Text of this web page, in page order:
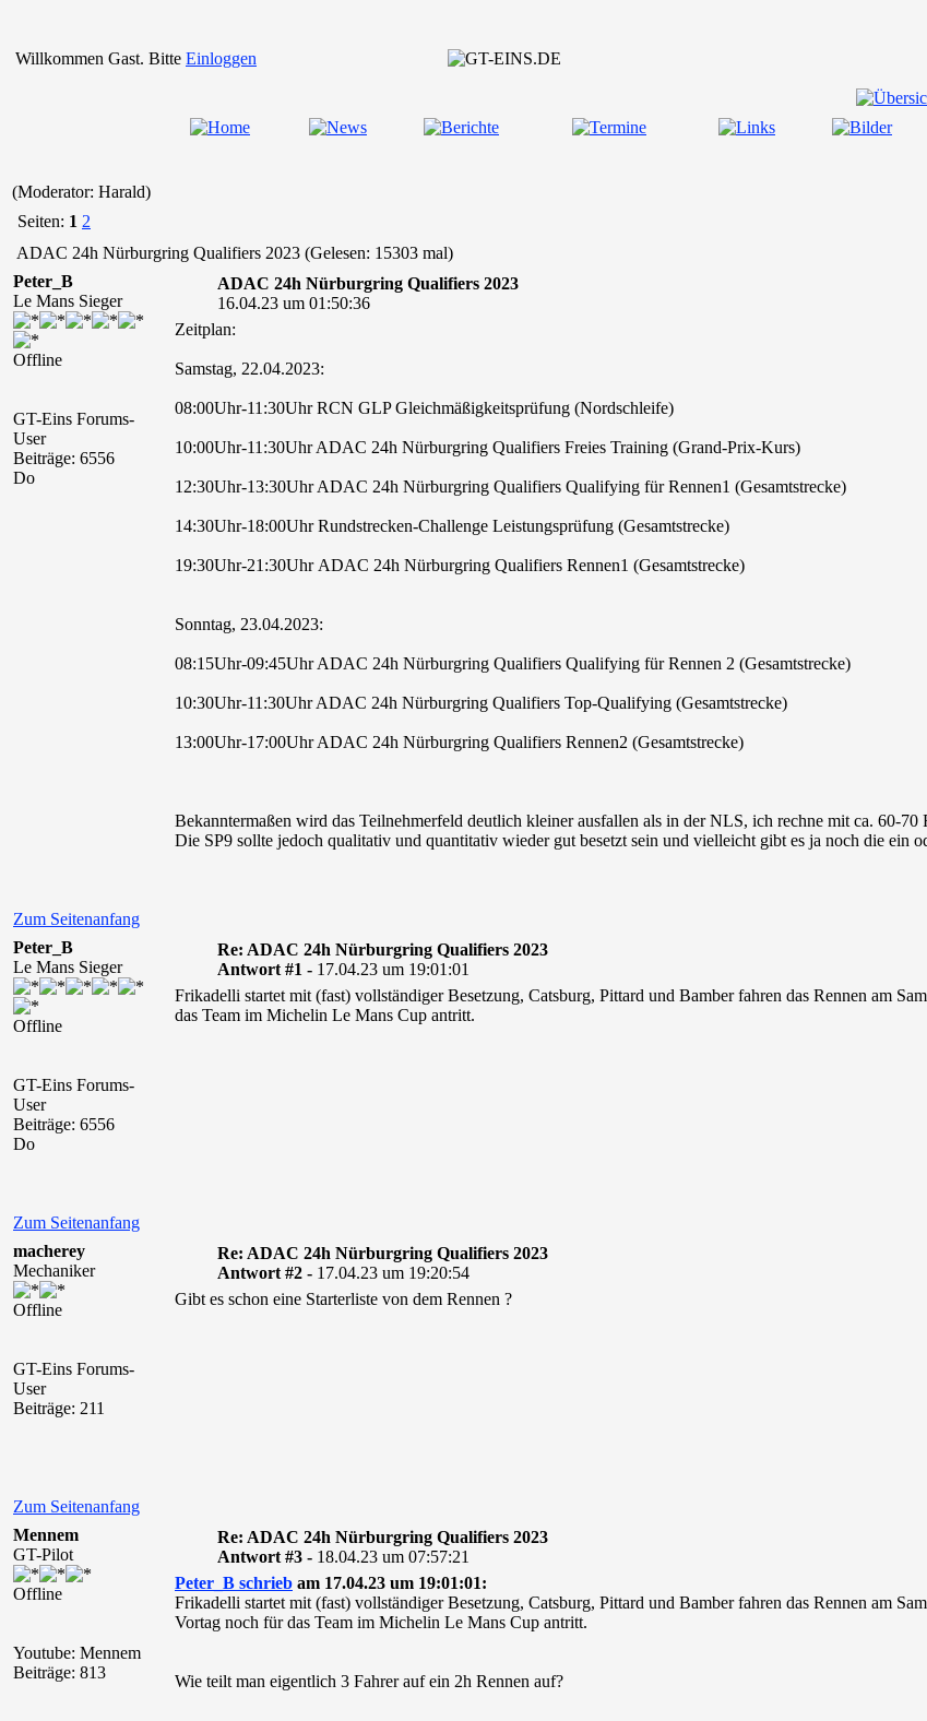
Willkommen Gast. Bitte Einloggen
(Moderator: Harald)
Seiten: 1 2
ADAC 24h Nürburgring Qualifiers 2023 (Gelesen: 15303 mal)
Peter_B
Le Mans Sieger
Offline
GT-Eins Forums-
User
Beiträge: 6556
Do
ADAC 24h Nürburgring Qualifiers 2023
16.04.23 um 01:50:36
Zeitplan:
Samstag, 22.04.2023:
08:00Uhr-11:30Uhr RCN GLP Gleichmäßigkeitsprüfung (Nordschleife)
10:00Uhr-11:30Uhr ADAC 24h Nürburgring Qualifiers Freies Training (Grand-Prix-Kurs)
12:30Uhr-13:30Uhr ADAC 24h Nürburgring Qualifiers Qualifying für Rennen1 (Gesamtstrecke)
14:30Uhr-18:00Uhr Rundstrecken-Challenge Leistungsprüfung (Gesamtstrecke)
19:30Uhr-21:30Uhr ADAC 24h Nürburgring Qualifiers Rennen1 (Gesamtstrecke)
Sonntag, 23.04.2023:
08:15Uhr-09:45Uhr ADAC 24h Nürburgring Qualifiers Qualifying für Rennen 2 (Gesamtstrecke)
10:30Uhr-11:30Uhr ADAC 24h Nürburgring Qualifiers Top-Qualifying (Gesamtstrecke)
13:00Uhr-17:00Uhr ADAC 24h Nürburgring Qualifiers Rennen2 (Gesamtstrecke)
Bekanntermaßen wird das Teilnehmerfeld deutlich kleiner ausfallen als in der NLS, ich rechne mit ca. 60-70
Die SP9 sollte jedoch qualitativ und quantitativ wieder gut besetzt sein und vielleicht gibt es ja noch die ein
Zum Seitenanfang
Peter_B
Le Mans Sieger
Offline
GT-Eins Forums-
User
Beiträge: 6556
Do
Re: ADAC 24h Nürburgring Qualifiers 2023
Antwort #1 - 17.04.23 um 19:01:01
Frikadelli startet mit (fast) vollständiger Besetzung, Catsburg, Pittard und Bamber fahren das Rennen am
das Team im Michelin Le Mans Cup antritt.
Zum Seitenanfang
macherey
Mechaniker
Offline
GT-Eins Forums-
User
Beiträge: 211
Re: ADAC 24h Nürburgring Qualifiers 2023
Antwort #2 - 17.04.23 um 19:20:54
Gibt es schon eine Starterliste von dem Rennen ?
Zum Seitenanfang
Mennem
GT-Pilot
Offline
Youtube: Mennem
Beiträge: 813
Re: ADAC 24h Nürburgring Qualifiers 2023
Antwort #3 - 18.04.23 um 07:57:21
Peter_B schrieb am 17.04.23 um 19:01:01:
Frikadelli startet mit (fast) vollständiger Besetzung, Catsburg, Pittard und Bamber fahren das Rennen am
Vortag noch für das Team im Michelin Le Mans Cup antritt.
Wie teilt man eigentlich 3 Fahrer auf ein 2h Rennen auf?